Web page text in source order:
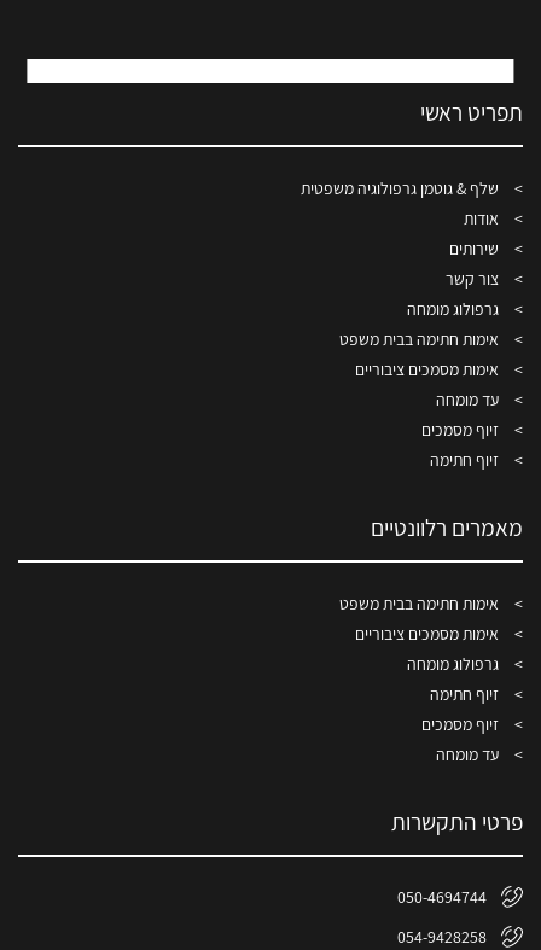
תפריט ראשי
שלף & גוטמן גרפולוגיה משפטית
אודות
שירותים
צור קשר
גרפולוג מומחה
אימות חתימה בבית משפט
אימות מסמכים ציבוריים
עד מומחה
זיוף מסמכים
זיוף חתימה
מאמרים רלוונטיים
אימות חתימה בבית משפט
אימות מסמכים ציבוריים
גרפולוג מומחה
זיוף חתימה
זיוף מסמכים
עד מומחה
פרטי התקשרות
050-4694744
054-9428258